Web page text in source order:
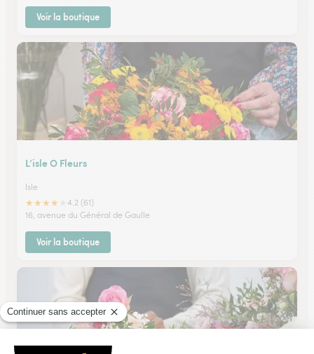
Voir la boutique
L’isle O Fleurs
Isle
★★★★
4.2 (61)
16, avenue du Général de Gaulle
Voir la boutique